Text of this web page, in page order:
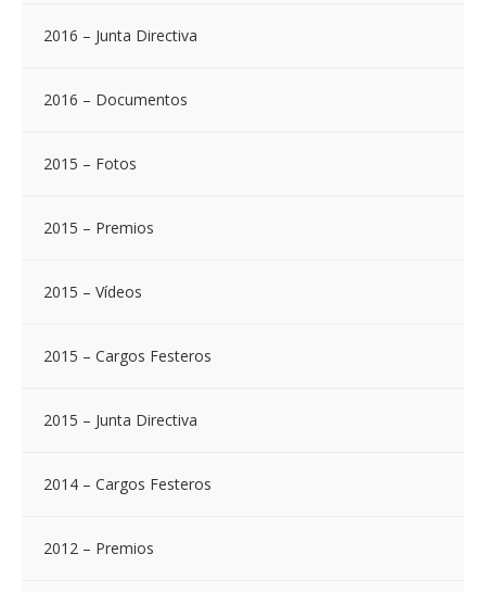
2016 – Junta Directiva
2016 – Documentos
2015 – Fotos
2015 – Premios
2015 – Vídeos
2015 – Cargos Festeros
2015 – Junta Directiva
2014 – Cargos Festeros
2012 – Premios